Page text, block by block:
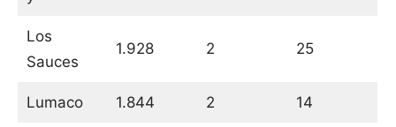
Los
Sauces
1.928 2 25
Lumaco 1.844 2 14